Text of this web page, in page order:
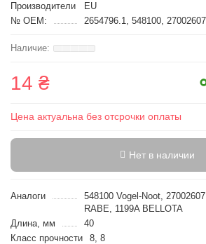
Производители
EU
№ OEM:
2654796.1, 548100,
14 ₴
Цена актуальна без отсрочки оплаты
Нет в наличии
Аналоги
548100 Vogel-Noot,
RABE, 1199A BELLOTA
Длина, мм
40
Класс прочности
8, 8